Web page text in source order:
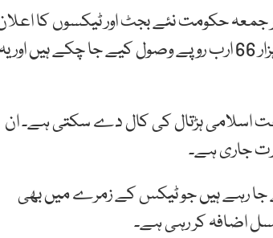
جمعہ حکومت نئے بجٹ اور ٹیکسوں کا
کرتی نظر آتی ہے۔ انہوں نے کہا کہ اب تک پیٹرولیم لیوی کی مد میں 8 ہزار 66 ارب روپے وصول کیے جا چکے ہیں
اسلامی ہڑتال کی کال دے سکتی ہے۔ ان
جاری ہے۔
رہے ہیں جو ٹیکس کے زمرے میں بھی
اضافہ کر رہی ہے۔